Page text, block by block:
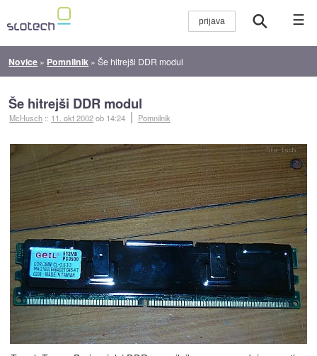
☰
Novice » Pomnilnik »Še hitrejši DDR modul
Še hitrejši DDR modul
McHusch :: 11. okt 2002ob 14:24 Pomnilnik